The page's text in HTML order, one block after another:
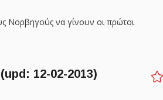
Νορβηγούς να γίνουν οι πρώτοι
12-02-2013)